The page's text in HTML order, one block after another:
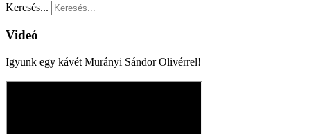
Keresés...
Videó
Igyunk egy kávét Murányi Sándor Olivérrel!